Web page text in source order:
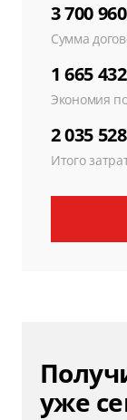
3 700
Сумма
1 665
Экономия
2 035
Итого
уже